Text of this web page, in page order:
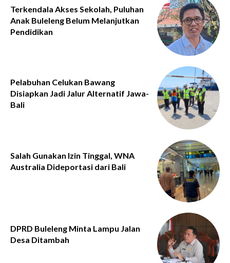
Terkendala Akses Sekolah, Puluhan
Anak Buleleng Belum Melanjutkan
Pendidikan
Pelabuhan Celukan Bawang
Disiapkan Jadi Jalur Alternatif Jawa-
Bali
Salah Gunakan Izin Tinggal, WNA
Australia Dideportasi dari Bali
DPRD Buleleng Minta Lampu Jalan
Desa Ditambah